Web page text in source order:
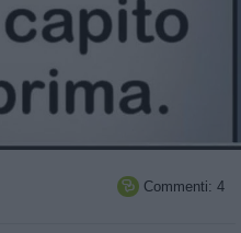
 Commenti: 4